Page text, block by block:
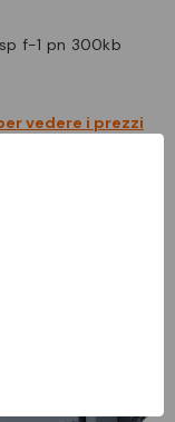
vedere i prezzi